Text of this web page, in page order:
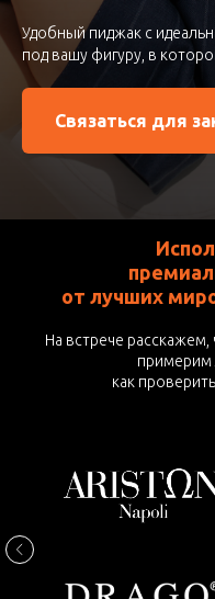
Удобный пиджак с
под вашу фигуру, в
Связаться для
от лучших
На встрече
примерим
как